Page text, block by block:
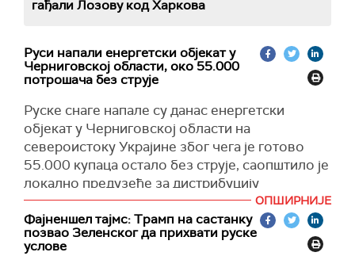
гађали Лозову код Харкова
Руси напали енергетски објекат у
Черниговској области, око 55.000
потрошача без струје
Руске снаге напале су данас енергетски
објекат у Черниговској области на
североистоку Украјине због чега је готово
55.000 купаца остало без струје, саопштило је
локално предузеће за дистрибуцију
електричне енергије.
У објави на Телеграму наводи се да у нападу
нема повређених, а да је причињена значајна
ОПШИРНИЈЕ
Фајненшел тајмс: Трамп на састанку
позвао Зеленског да прихвати руске
услове